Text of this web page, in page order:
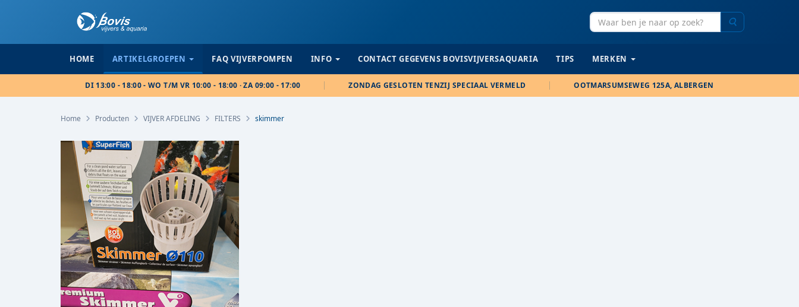
HOME ARTIKELGROEPEN FAQ VIJVERPOMPEN INFO CONTACT GEGEVENS BOVISVIJVERSAQUARIA TIPS MERKEN
DI 13:00 - 18:00 - WO T/M VR 10:00 - 18:00 · ZA 09:00 - 17:00 ZONDAG GESLOTEN TENZIJ SPECIAAL VERMELD OOTMARSUMSEWEG 125A, ALBERGEN
Home Producten VIJVER AFDELING FILTERS skimmer